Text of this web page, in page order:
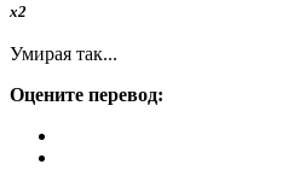
x2
Умирая так...
Оцените перевод: